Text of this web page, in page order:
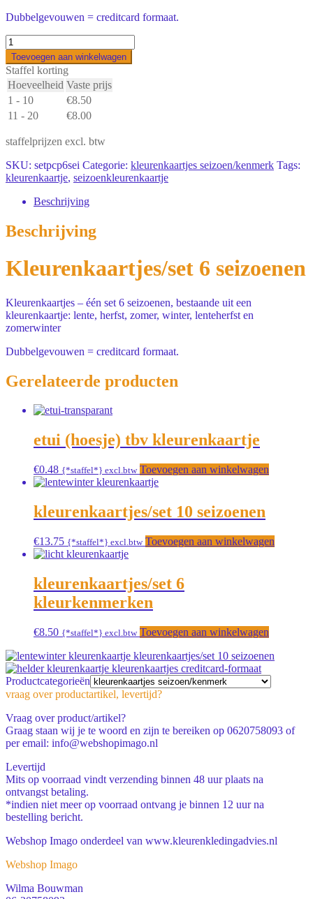
Dubbelgevouwen = creditcard formaat.
kleurenkaartjes/set
6
seizoenen
aantal
Toevoegen aan winkelwagen
Staffel korting
Hoeveelheid Vaste prijs
1 - 10
€8.50
11 - 20
€8.00
staffelprijzen excl. btw
SKU: setpcp6sei Categorie: kleurenkaartjes seizoen/kenmerk Tags:
kleurenkaartje, seizoenkleurenkaartje
Beschrijving
Beschrijving
Kleurenkaartjes/set 6 seizoenen
Kleurenkaartjes – één set 6 seizoenen, bestaande uit een
kleurenkaartje: lente, herfst, zomer, winter, lenteherfst en
zomerwinter
Dubbelgevouwen = creditcard formaat.
Gerelateerde producten
etui (hoesje) tbv kleurenkaartje
€0.48 {*staffel*} excl.btw Toevoegen aan winkelwagen
kleurenkaartjes/set 10 seizoenen
€13.75 {*staffel*} excl.btw Toevoegen aan winkelwagen
kleurenkaartjes/set 6
kleurkenmerken
€8.50 {*staffel*} excl.btw Toevoegen aan winkelwagen
kleurenkaartjes/set 10 seizoenen
kleurenkaartjes creditcard-formaat
Productcategorieën
vraag over productartikel, levertijd?
Vraag over product/artikel?
Graag staan wij je te woord en zijn te bereiken op 0620758093 of
per email: info@webshopimago.nl
Levertijd
Mits op voorraad vindt verzending binnen 48 uur plaats na
ontvangst betaling.
*indien niet meer op voorraad ontvang je binnen 12 uur na
bestelling bericht.
Webshop Imago onderdeel van www.kleurenkledingadvies.nl
Webshop Imago
Wilma Bouwman